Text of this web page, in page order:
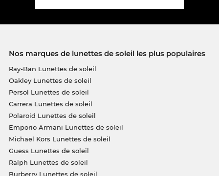
Nos marques de lunettes de soleil les plus populaires
Ray-Ban Lunettes de soleil
Oakley Lunettes de soleil
Persol Lunettes de soleil
Carrera Lunettes de soleil
Polaroid Lunettes de soleil
Emporio Armani Lunettes de soleil
Michael Kors Lunettes de soleil
Guess Lunettes de soleil
Ralph Lunettes de soleil
Burberry Lunettes de soleil